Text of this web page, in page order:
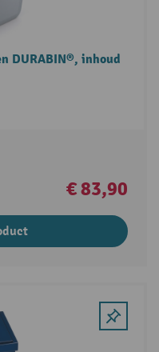
DURABIN®, inhoud
€ 83,90